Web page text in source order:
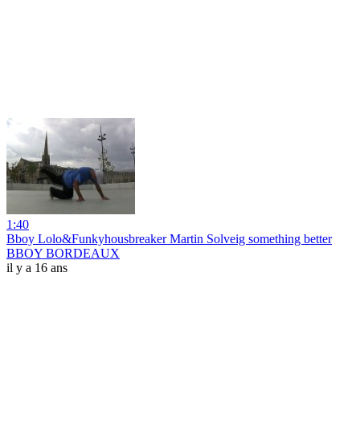
1:40
Bboy Lolo&Funkyhousbreaker Martin Solveig something better
BBOY BORDEAUX
il y a 16 ans